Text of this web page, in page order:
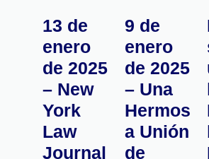
13 de
enero
de 2025
– New
York
Law
Journal
9 de
enero
de 2025
– Una
Hermos
a Unión
de